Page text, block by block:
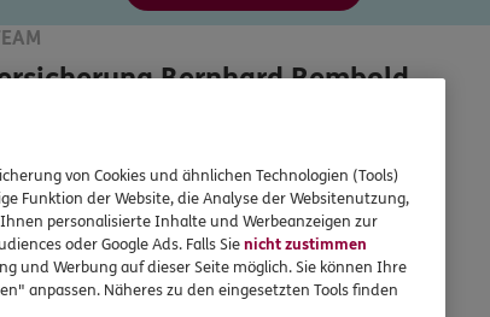
Bernhard Rembold
Bernhard Rembold
Versicherungsagent
Tel:
von Cookies und ähnlichen Technologien (Tools)
Funktion der Website, die Analyse der Websitenutzung,
personalisierte Inhalte und Werbeanzeigen zur
oder Google Ads. Falls Sienicht zustimmen
und Werbung auf dieser Seite möglich. Sie können Ihre
anpassen. Näheres zu den eingesetzten Tools finden